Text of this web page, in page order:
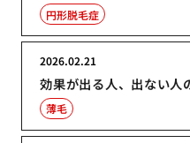
円形脱毛症
効果が出る人、出ない人
2026.02.21
薄毛